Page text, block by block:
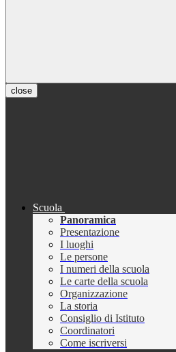
close
Scuola
Panoramica
Presentazione
I luoghi
Le persone
I numeri della scuola
Le carte della scuola
Organizzazione
La storia
Consiglio di Istituto
Coordinatori
Come iscriversi